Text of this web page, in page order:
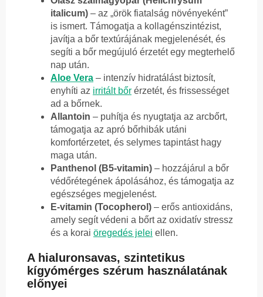
italicum) – az „örök fiatalság növényeként”
is ismert. Támogatja a kollagénszintézist,
javítja a bőr textúrájának megjelenését, és
segíti a bőr megújuló érzetét egy megterhelő
nap után.
Aloe Vera – intenzív hidratálást biztosít,
enyhíti az irritált bőr érzetét, és frissességet
ad a bőrnek.
Allantoin – puhítja és nyugtatja az arcbőrt,
támogatja az apró bőrhibák utáni
komfortérzetet, és selymes tapintást hagy
maga után.
Panthenol (B5-vitamin) – hozzájárul a bőr
védőrétegének ápolásához, és támogatja az
egészséges megjelenést.
E-vitamin (Tocopherol) – erős antioxidáns,
amely segít védeni a bőrt az oxidatív stressz
és a korai öregedés jelei ellen.
A hialuronsavas, szintetikus
kígyómérges szérum használatának
előnyei